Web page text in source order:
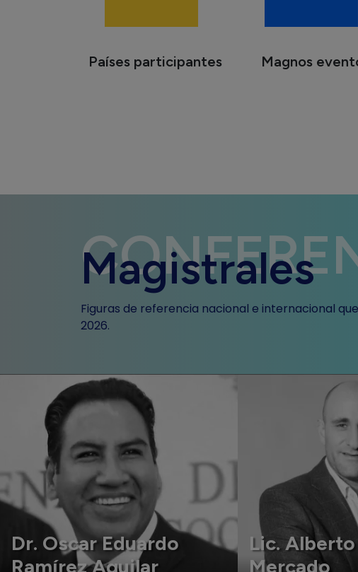
Países participantes Magnos
Magistrales
Figuras de referencia nacional e internacional
2026.
Dr. Oscar Eduardo
Ramírez Aguilar
Lic.
Mercado